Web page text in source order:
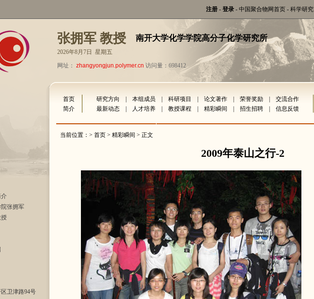
注册 - 登录 - 中国聚合物网首页 - 科学研究
张拥军 教授 南开大学化学学院高分子化学研究所
2026年8月7日 星期五
网址： zhangyongjun.polymer.cn 访问量：698412
张拥军
卫津路94号
首页 研究方向 本组成员 科研项目 论文著作 荣誉奖励 交流合作
简介
最新动态 人才培养 教授课程 精彩瞬间 招生招聘 信息反馈
当前位置：> 首页 > 精彩瞬间 > 正文
2009年泰山之行-2